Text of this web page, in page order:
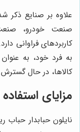
علاوه بر صنایع ذکر
صنعت خودرو،
کاربردهای فراوانی
به فرد خود، به
کالاها، در حال
مزایای
نایلون حبابدار